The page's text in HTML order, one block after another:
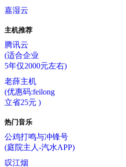
嘉湿云
主机推荐
腾讯云
(适合企业
5年仅2000元左右)
老薛主机
(优惠码:feilong
立省25元 )
热门音乐
公鸡打鸣与冲锋号
(庭院主人-汽水APP)
叹江烟